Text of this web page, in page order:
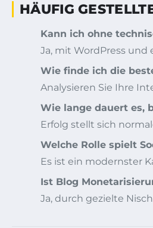
HÄUFIG
Kann ich ohne
Ja, mit WordPress
Wie finde ich die
Analysieren Sie Ihre
Wie lange dauert es,
Erfolg stellt sich
Welche Rolle spielt
Es ist ein modernster
Ist Blog
Ja, durch gezielte